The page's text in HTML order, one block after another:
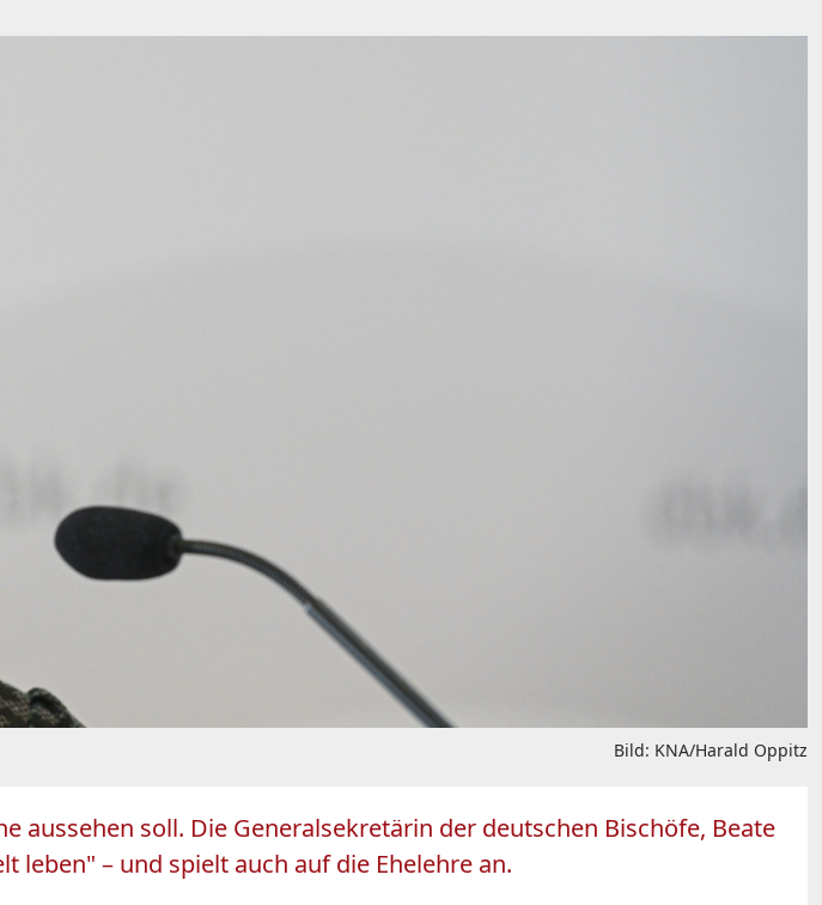
Bild: KNA/Harald Oppitz
aussehen soll. Die Generalsekretärin der deutschen Bischöfe, Beate
leben" – und spielt auch auf die Ehelehre an.